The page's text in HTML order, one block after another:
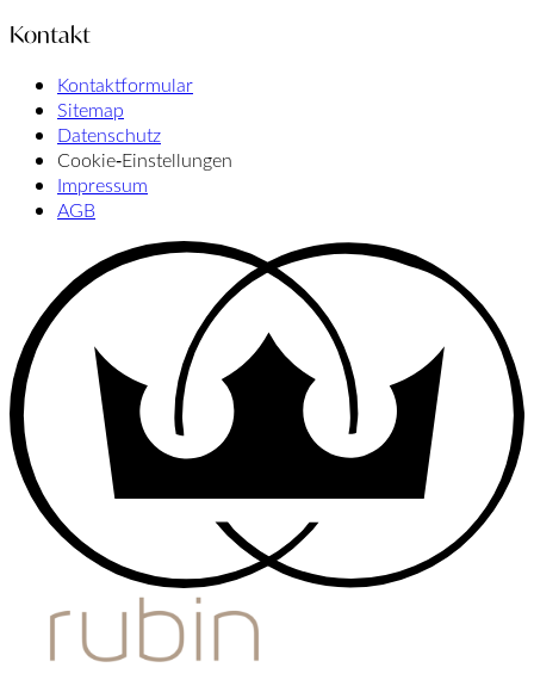
Kontakt
Kontaktformular
Sitemap
Datenschutz
Cookie‑Einstellungen
Impressum
AGB